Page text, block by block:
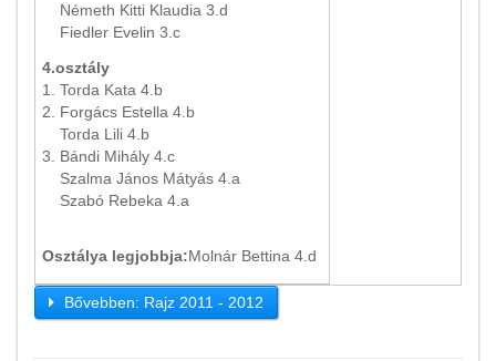
Németh Kitti Klaudia 3.d
Fiedler Evelin 3.c
4.osztály
1. Torda Kata 4.b
2. Forgács Estella 4.b
Torda Lili 4.b
3. Bándi Mihály 4.c
Szalma János Mátyás 4.a
Szabó Rebeka 4.a
Osztálya legjobbja:Molnár Bettina 4.d
Bővebben: Rajz 2011 - 2012